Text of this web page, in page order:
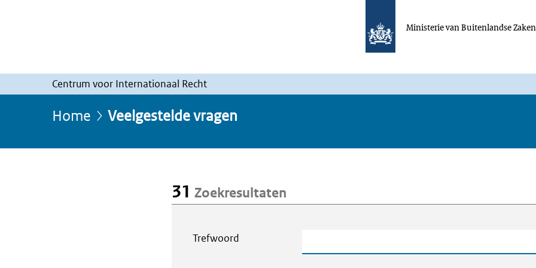
Ministerie van Buitenlandse Zaken
Centrum voor Internationaal Recht
Home Veelgestelde vragen
31 Zoekresultaten
Trefwoord